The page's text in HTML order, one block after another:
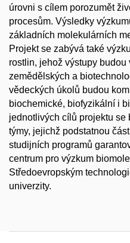
úrovni s cílem porozumět
procesům. Výsledky
základních molekulárních
Projekt se zabývá také
rostlin, jehož výstupy
zemědělských a
vědeckých úkolů budou
biochemické, biofyzikální i
jednotlivých cílů projektu se
týmy, jejichž podstatnou
studijních programů
centrum pro výzkum
Středoevropským
univerzity.